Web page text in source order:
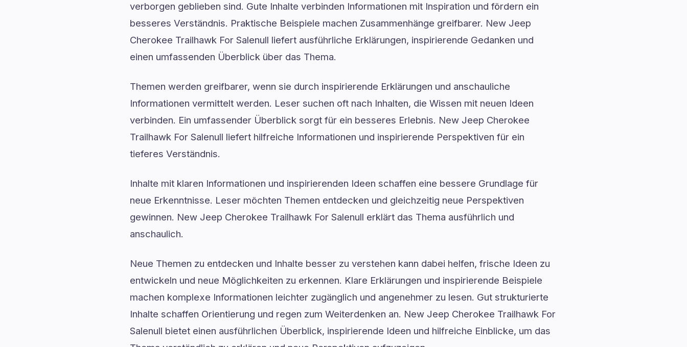
verborgen geblieben sind. Gute Inhalte verbinden Informationen mit Inspiration und fördern ein
besseres Verständnis. Praktische Beispiele machen Zusammenhänge greifbarer. New Jeep
Cherokee Trailhawk For Salenull liefert ausführliche Erklärungen, inspirierende Gedanken und
einen umfassenden Überblick über das Thema.
Themen werden greifbarer, wenn sie durch inspirierende Erklärungen und anschauliche
Informationen vermittelt werden. Leser suchen oft nach Inhalten, die Wissen mit neuen Ideen
verbinden. Ein umfassender Überblick sorgt für ein besseres Erlebnis. New Jeep Cherokee
Trailhawk For Salenull liefert hilfreiche Informationen und inspirierende Perspektiven für ein
tieferes Verständnis.
Inhalte mit klaren Informationen und inspirierenden Ideen schaffen eine bessere Grundlage für
neue Erkenntnisse. Leser möchten Themen entdecken und gleichzeitig neue Perspektiven
gewinnen. New Jeep Cherokee Trailhawk For Salenull erklärt das Thema ausführlich und
anschaulich.
Neue Themen zu entdecken und Inhalte besser zu verstehen kann dabei helfen, frische Ideen zu
entwickeln und neue Möglichkeiten zu erkennen. Klare Erklärungen und inspirierende Beispiele
machen komplexe Informationen leichter zugänglich und angenehmer zu lesen. Gut strukturierte
Inhalte schaffen Orientierung und regen zum Weiterdenken an. New Jeep Cherokee Trailhawk For
Salenull bietet einen ausführlichen Überblick, inspirierende Ideen und hilfreiche Einblicke, um das